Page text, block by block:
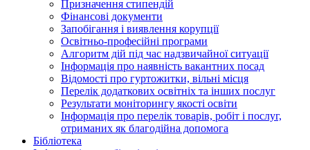
Призначення стипендій
Фінансові документи
Запобігання і виявлення корупції
Освітньо-професійні програми
Алгоритм дій під час надзвичайної ситуації
Інформація про наявність вакантних посад
Відомості про гуртожитки, вільні місця
Перелік додаткових освітніх та інших послуг
Результати моніторингу якості освіти
Інформація про перелік товарів, робіт і послуг,
отриманих як благодійна допомога
Бібліотека